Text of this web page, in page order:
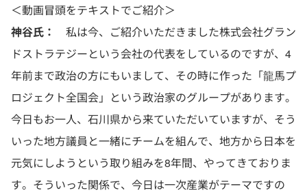
＜動画冒頭をテキストでご紹介＞
神谷氏：
私は今、ご紹介いただきました株式会社グラン
ドストラテジーという会社の代表をしているのですが、4
年前まで政治の方にもいまして、その時に作った「龍馬プ
ロジェクト全国会」という政治家のグループがあります。
今日もお一人、石川県から来ていただいていますが、そう
いった地方議員と一緒にチームを組んで、地方から日本を
元気にしようという取り組みを8年間、やってきておりま
す。そういった関係で、今日は一次産業がテーマですの